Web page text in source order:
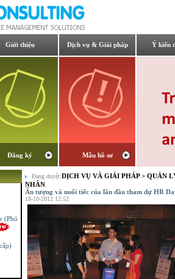
Giới thiệu Dịch vụ & Giải pháp
Đăng ký Mẫu hồ sơ
Ý kiến
Đang duyệt:DỊCH VỤ VÀ GIẢI PHÁP> QUẢN
NHÂN
Ấn tượng và nuối tiếc của lần đầu tham dự HR
18-10-2012 12:52